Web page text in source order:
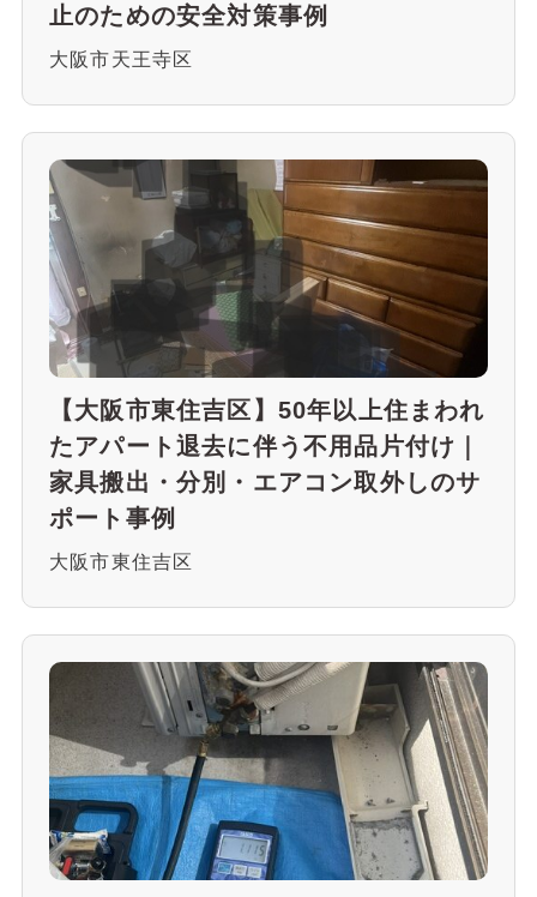
止のための安全対策事例
大阪市天王寺区
【大阪市東住吉区】50年以上住まわれ
たアパート退去に伴う不用品片付け｜
家具搬出・分別・エアコン取外しのサ
ポート事例
大阪市東住吉区